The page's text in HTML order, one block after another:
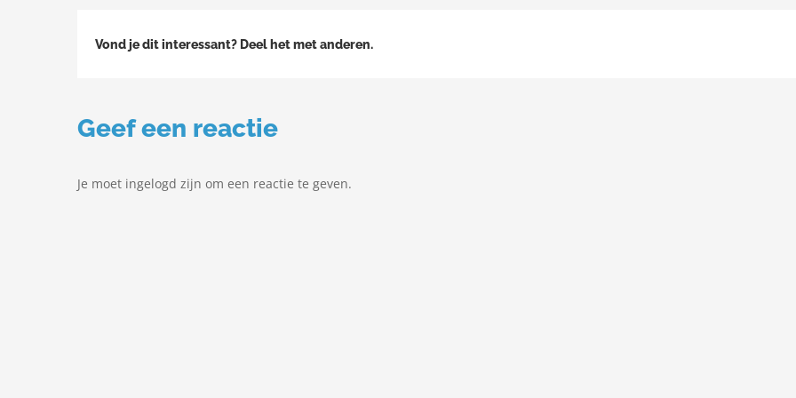
Vond je dit interessant? Deel het met anderen.
Geef een reactie
Je moet ingelogd zijn om een reactie te geven.